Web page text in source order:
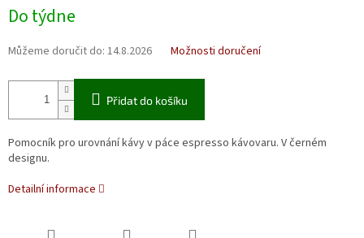
cena:
Do týdne
Můžeme doručit do: 14.8.2026 Možnosti doručení
Přidat do košíku
Pomocník pro urovnání kávy v páce espresso kávovaru. V černém
designu.
Detailní informace